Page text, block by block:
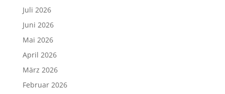
Juli 2026
Juni 2026
Mai 2026
April 2026
März 2026
Februar 2026